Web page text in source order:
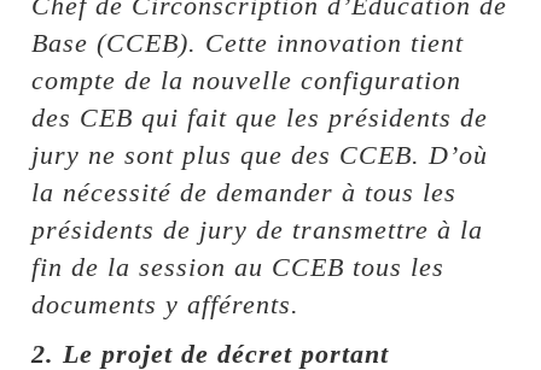
Base (CCEB). Cette innovation tient
compte de la nouvelle configuration
des CEB qui fait que les présidents de
jury ne sont plus que des CCEB. D’où
la nécessité de demander à tous les
présidents de jury de transmettre à la
fin de la session au CCEB tous les
documents y afférents.
2. Le projet de décret portant